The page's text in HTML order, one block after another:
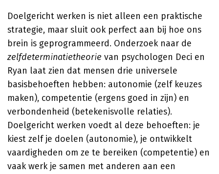
Doelgericht werken is niet alleen een praktische
strategie, maar sluit ook perfect aan bij hoe ons
brein is geprogrammeerd. Onderzoek naar de
zelfdeterminatietheorie van psychologen Deci en
Ryan laat zien dat mensen drie universele
basisbehoeften hebben: autonomie (zelf keuzes
maken), competentie (ergens goed in zijn) en
verbondenheid (betekenisvolle relaties).
Doelgericht werken voedt al deze behoeften: je
kiest zelf je doelen (autonomie), je ontwikkelt
vaardigheden om ze te bereiken (competentie) en
vaak werk je samen met anderen aan een